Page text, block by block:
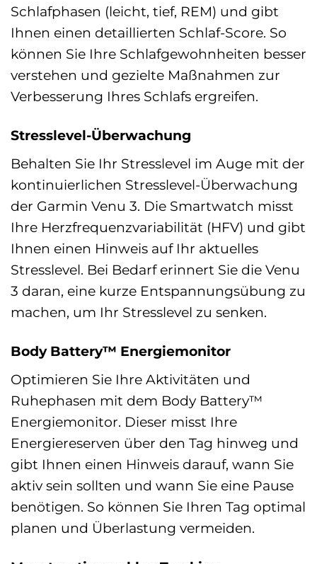
Schlafphasen (leicht, tief, REM) und gibt
Ihnen einen detaillierten Schlaf-Score. So
können Sie Ihre Schlafgewohnheiten besser
verstehen und gezielte Maßnahmen zur
Verbesserung Ihres Schlafs ergreifen.
Stresslevel-Überwachung
Behalten Sie Ihr Stresslevel im Auge mit der
kontinuierlichen Stresslevel-Überwachung
der Garmin Venu 3. Die Smartwatch misst
Ihre Herzfrequenzvariabilität (HFV) und gibt
Ihnen einen Hinweis auf Ihr aktuelles
Stresslevel. Bei Bedarf erinnert Sie die Venu
3 daran, eine kurze Entspannungsübung zu
machen, um Ihr Stresslevel zu senken.
Body Battery™ Energiemonitor
Optimieren Sie Ihre Aktivitäten und
Ruhephasen mit dem Body Battery™
Energiemonitor. Dieser misst Ihre
Energiereserven über den Tag hinweg und
gibt Ihnen einen Hinweis darauf, wann Sie
aktiv sein sollten und wann Sie eine Pause
benötigen. So können Sie Ihren Tag optimal
planen und Überlastung vermeiden.